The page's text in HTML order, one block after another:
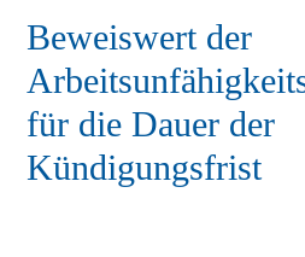
Beweiswert der
für die Dauer der
Kündigungsfrist